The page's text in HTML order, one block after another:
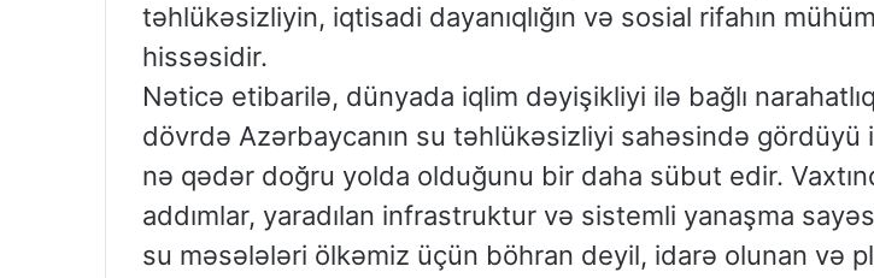
təhlükəsizliyin, iqtisadi dayanıqlığın və sosial rifahın
hissəsidir.
Nəticə etibarilə, dünyada iqlim dəyişikliyi ilə bağlı
dövrdə Azərbaycanın su təhlükəsizliyi sahəsində gördüyü
nə qədər doğru yolda olduğunu bir daha sübut edir.
addımlar, yaradılan infrastruktur və sistemli yanaşma
su məsələləri ölkəmiz üçün böhran deyil, idarə olunan və